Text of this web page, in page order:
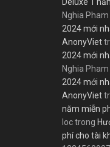
Nghia Pham
2024 mới
AnonyViet
2024 mới
Nghia Pham
2024 mới
AnonyViet
năm miễn
loctrong
phí cho tài